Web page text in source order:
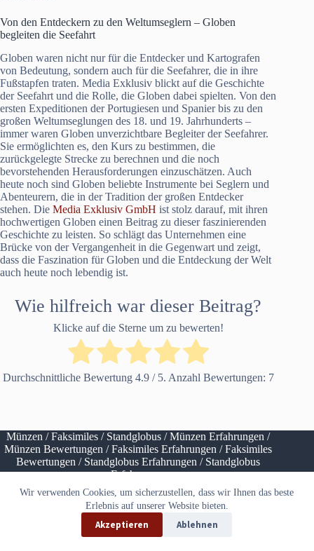
Wir verwenden Cookies, um sicherzustellen, dass wir Ihnen das beste
Erlebnis auf unserer Website bieten.
Akzeptieren Ablehnen
Von den Entdeckern zu den Weltumseglern – Globen
begleiten die Seefahrt
Globen waren nicht nur für die Entdecker und Kartografen
von Bedeutung, sondern auch für die Seefahrer, die in ihre
Fußstapfen traten. Media Exklusiv blickt auf die Geschichte
der Seefahrt und die Rolle, die Globen dabei spielten. Von den
ersten Expeditionen der Portugiesen und Spanier bis zu den
großen Weltumseglungen des 18. und 19. Jahrhunderts –
immer waren Globen unverzichtbare Begleiter der Seefahrer.
Sie ermöglichten es, den Kurs zu bestimmen, die
zurückgelegte Strecke zu berechnen und die noch
bevorstehenden Herausforderungen einzuschätzen. Auch
heute noch sind Globen beliebte Instrumente bei Seglern und
Abenteurern, die in der Tradition der großen Entdecker
stehen. Die Media Exklusiv GmbH ist stolz darauf, mit ihren
hochwertigen Globen einen Beitrag zu dieser faszinierenden
Geschichte zu leisten. So schlägt das Unternehmen eine
Brücke von der Vergangenheit in die Gegenwart und zeigt,
dass die Faszination für Globen und die Entdeckung der Welt
auch heute noch lebendig ist.
Wie hilfreich war dieser Beitrag?
Klicke auf die Sterne um zu bewerten!
Durchschnittliche Bewertung 4.9/ 5. Anzahl Bewertungen: 7
Münzen /Faksimiles / Standglobus /Münzen Erfahrungen /
Münzen Bewertungen /Faksimiles Erfahrungen /Faksimiles
Bewertungen / Standglobus Erfahrungen / Standglobus
Erfahrungen
Datenschutz Impressum